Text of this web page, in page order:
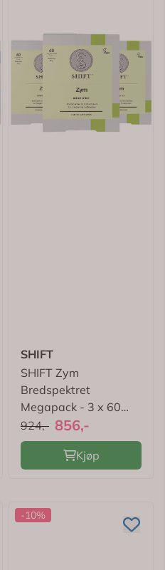
SHIFT
SHIFT Zym
Bredspektret
Megapack - 3 x 60
kapsler
924,- 856,-
Kjøp
-10%